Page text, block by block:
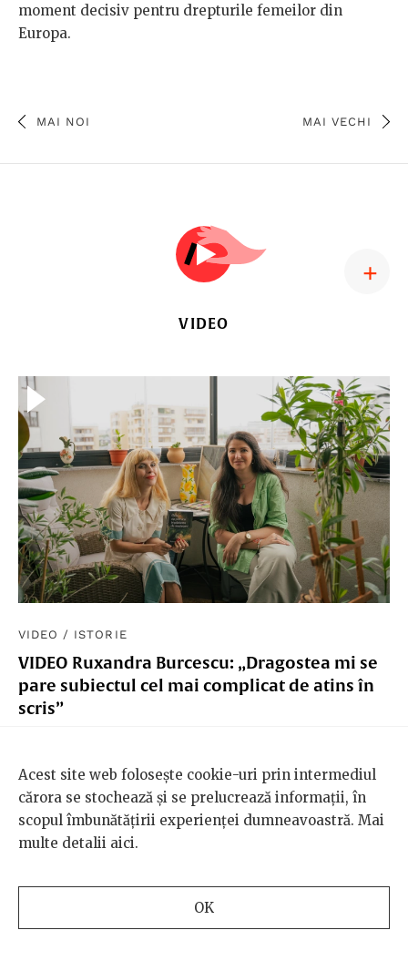
moment decisiv pentru drepturile femeilor din
Europa.
MAI NOI MAI VECHI
VIDEO
VIDEO / ISTORIE
VIDEO Ruxandra Burcescu: „Dragostea mi se
pare subiectul cel mai complicat de atins în
scris”
Poposim în biblioteca scriitoarei Ruxandra Burcescu
pentru o discuție despre cel mai nou roman al
acesteia: „Greu de pătruns în pădurea de mesteceni”.
planurile Ruxandrei Burcescu pentru o nouă carte,
dedicată prieteniilor între femei.
Acest site web folosește cookie-uri prin intermediul
cărora se stochează și se prelucrează informații, în
scopul îmbunătățirii experienței dumneavoastră. Mai
multe detalii aici.
OK